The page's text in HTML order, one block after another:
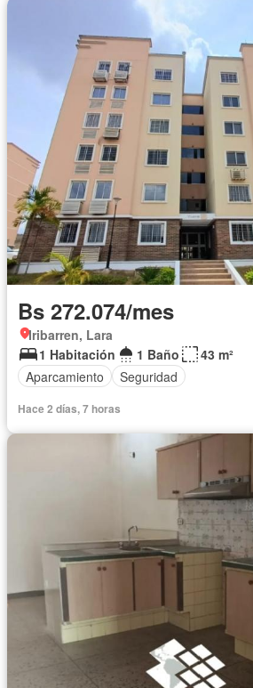
Bs 272.074/mes
Iribarren, Lara
1 Habitación
1 Baño
43 m²
Aparcamiento
Seguridad
Hace 2 días, 7 horas